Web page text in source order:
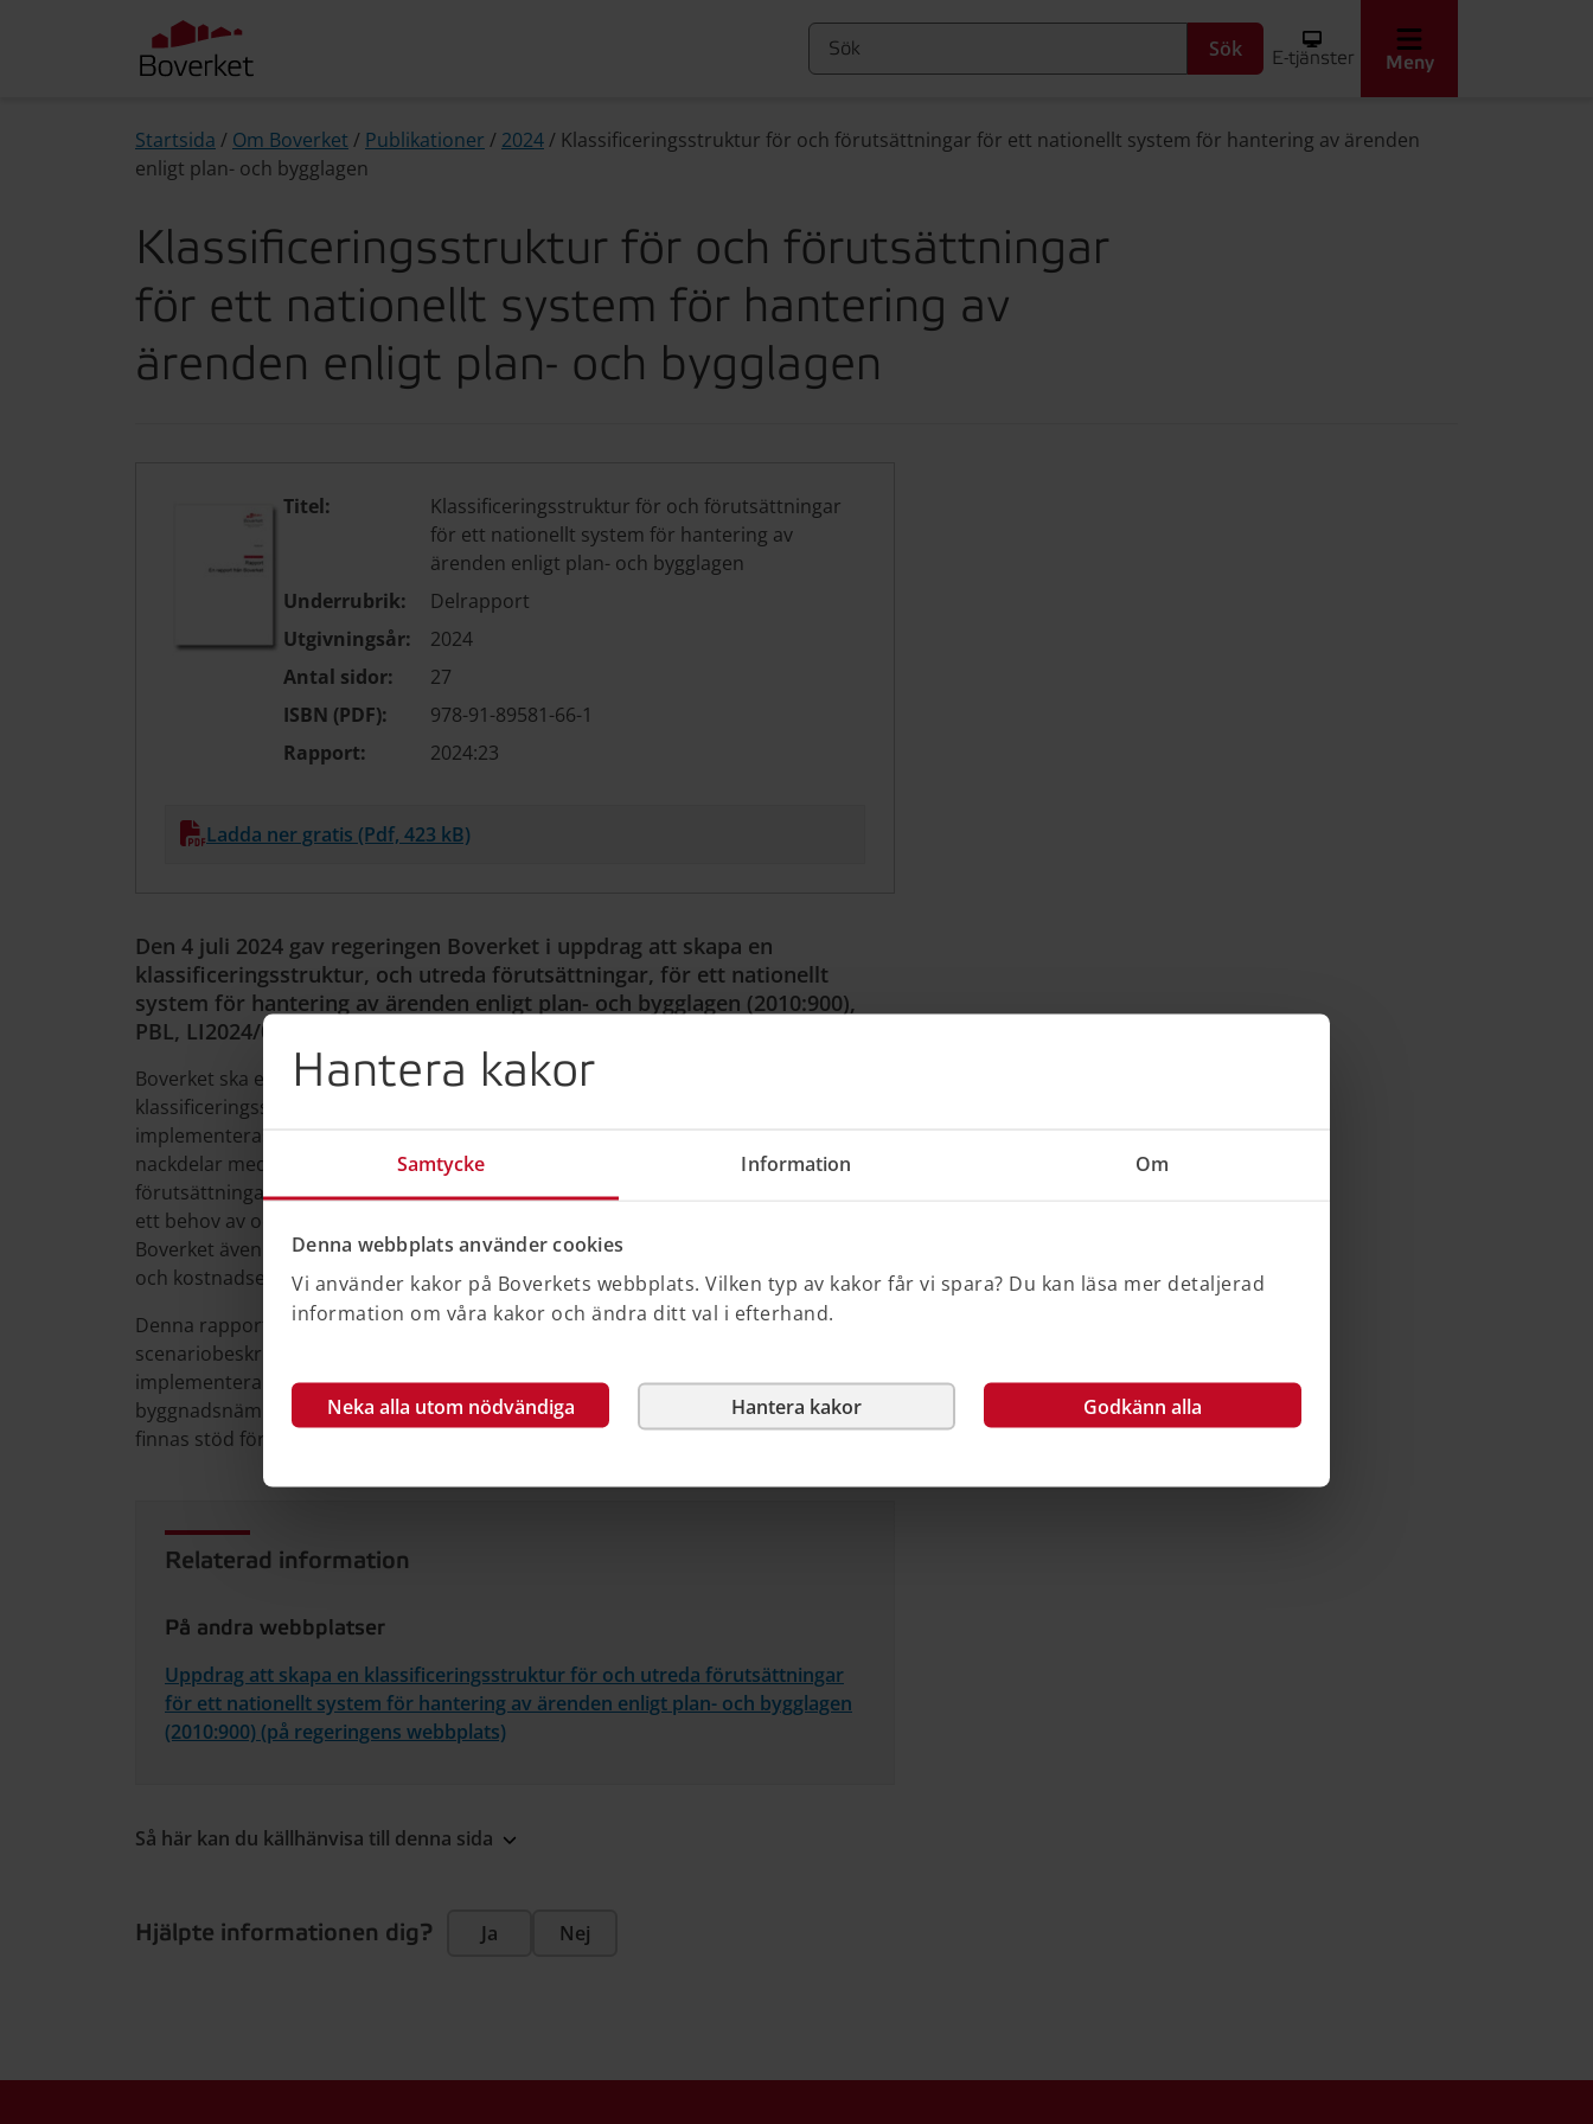
Hantera kakor
Samtycke Information Om
Denna webbplats använder cookies
Vi använder kakor på Boverkets webbplats. Vilken typ av kakor får vi spara? Du kan läsa mer detaljerad
information om våra kakor och ändra ditt val i efterhand.
Neka alla utom nödvändiga Hantera kakor Godkänn alla
Sök E-tjänster Meny
Startsida / Om Boverket / Publikationer / 2024/ Klassificeringsstruktur för och förutsättningar för ett nationellt system för hantering av ärenden
enligt plan- och bygglagen
Klassificeringsstruktur för och förutsättningar
för ett nationellt system för hantering av
ärenden enligt plan- och bygglagen
Titel:
Klassificeringsstruktur för och förutsättningar
för ett nationellt system för hantering av
ärenden enligt plan- och bygglagen
Underrubrik:
Delrapport
Utgivningsår:
2024
Antal sidor:
27
ISBN (PDF):
978-91-89581-66-1
Rapport:
2024:23
Ladda ner gratis (Pdf, 423 kB)
Den 4 juli 2024 gav regeringen Boverket i uppdrag att skapa en
klassificeringsstruktur, och utreda förutsättningar, för ett nationellt
system för hantering av ärenden enligt plan- och bygglagen (2010:900),
PBL, LI2024/01458.
Boverket ska enligt uppdraget bland annat ta fram en nationell
klassificeringsstruktur för alla ärendetyper för PBL och föreslå hur den kan
implementeras i kommunernas arbete. Boverket ska också beskriva för- och
nackdelar med ett frivilligt eller obligatoriskt införande samt de tekniska
förutsättningarna utifrån befintliga ärendehanteringssystem. Om det visar sig finnas
ett behov av och förutsättningar för framtagande av ett nationellt system ska
Boverket även göra en förstudie för ett sådant system med erforderlig kravställning
och kostnadsestimat för att kunna redovisa konsekvenser av en sådan utveckling.
Denna rapport utgör Boverkets delredovisning av uppdraget och innehåller en
scenariobeskrivning samt en redogörelse av förutsättningar för att utveckla och
implementera nationellt framtagna system och tillgängliggöra dessa för
byggnadsnämnderna. Rapporten redogör också för förutsättningar om det kan
finnas stöd för ett tvingande användande av sådana system och i vilken omfattning.
Relaterad information
På andra webbplatser
Uppdrag att skapa en klassificeringsstruktur för och utreda förutsättningar
för ett nationellt system för hantering av ärenden enligt plan- och bygglagen
(2010:900) (på regeringens webbplats)
Så här kan du källhänvisa till denna sida
Hjälpte informationen dig? Ja Nej